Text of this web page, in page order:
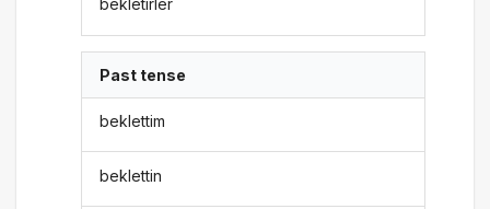
bekletirler
Past tense
beklettim
beklettin